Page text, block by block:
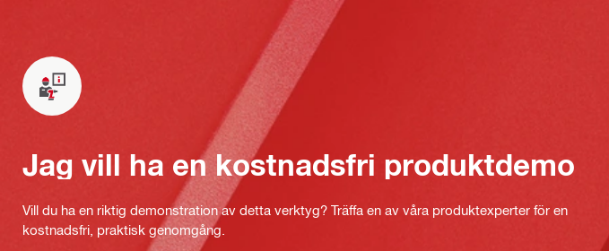
Jag vill ha en kostnadsfri produktdemo
Vill du ha en riktig demonstration av detta verktyg? Träffa en av våra produktexperter för en
kostnadsfri, praktisk genomgång.